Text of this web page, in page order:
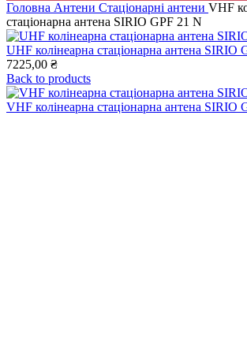
Головна Антени Стаціонарні антени VHF
стаціонарна антена SIRIO GPF 21 N
UHF колінеарна стаціонарна антена SIRIO
7225,00 ₴
Back to products
VHF колінеарна стаціонарна антена SIRIO